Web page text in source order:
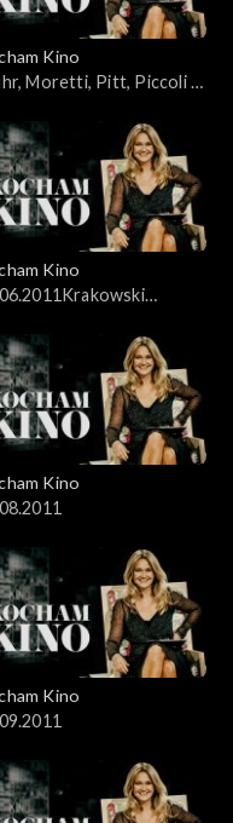
Kino
Moretti, Pitt, Piccoli –
Kino
Kino
Kino